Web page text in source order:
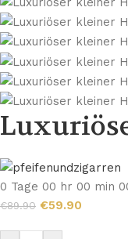
0 Tage 00 hr 00 min
€89.90 €59.90